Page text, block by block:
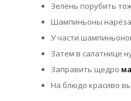
Зелень порубить
Шампиньоны
У части
Затем в салатнице
Заправить щедро
На блюдо красиво